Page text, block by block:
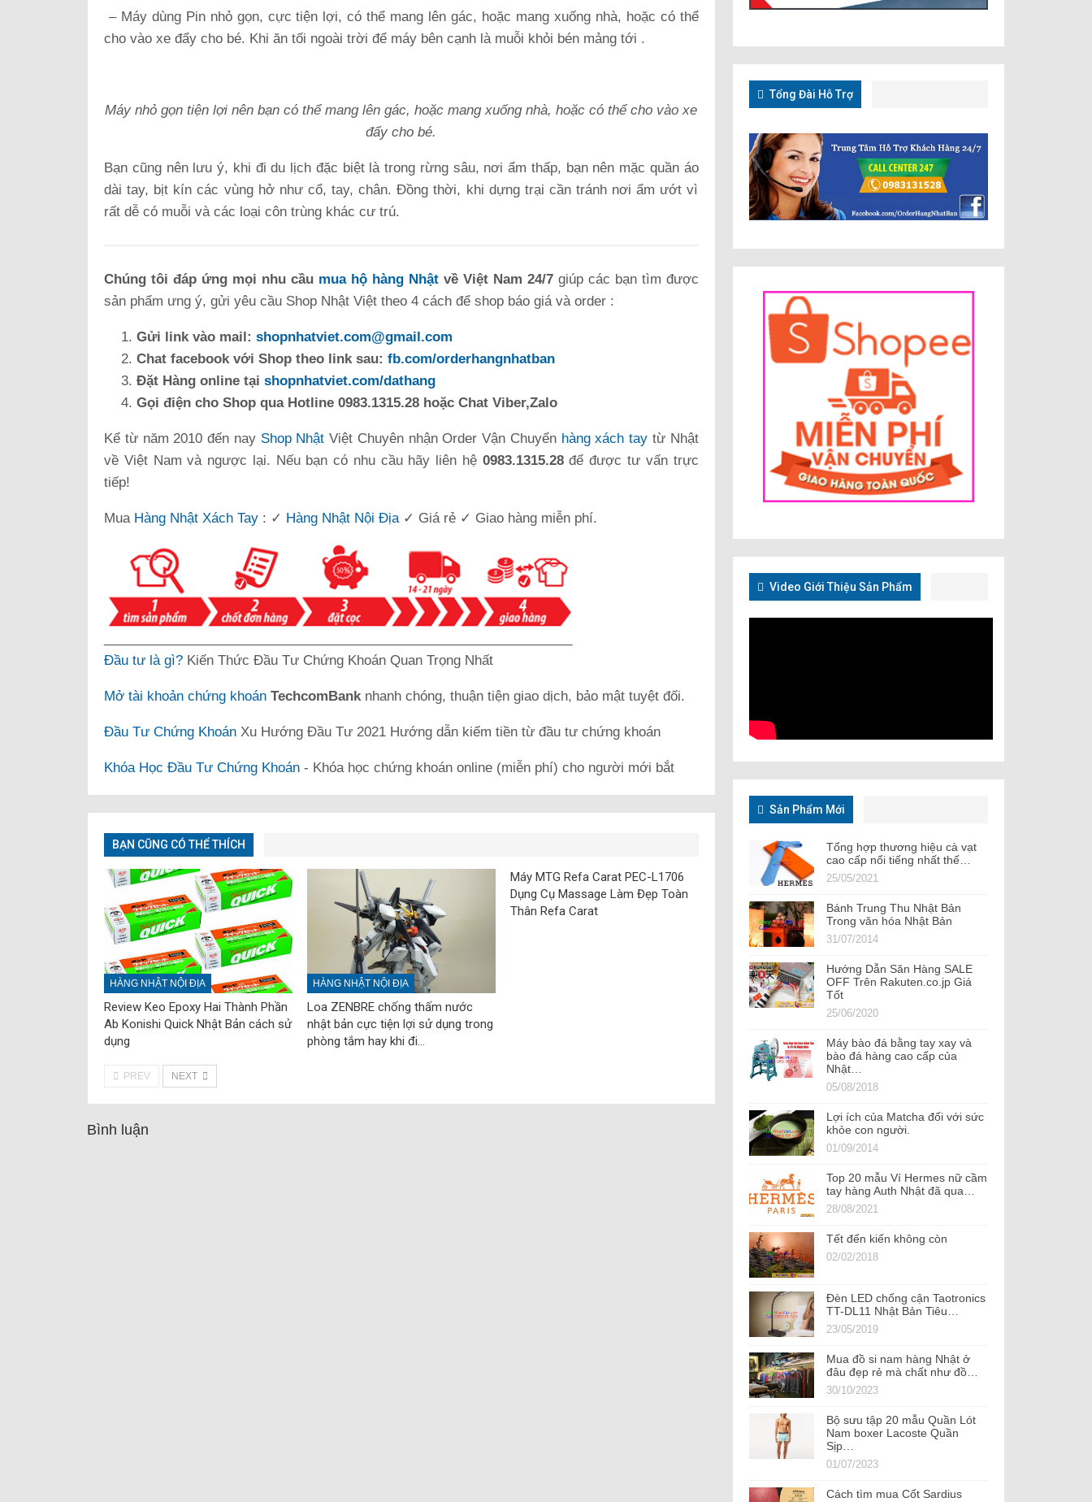
– Máy dùng Pin nhỏ gọn, cực tiện lợi, có thể mang lên gác, hoặc mang xuống nhà, hoặc có thể
cho vào xe đẩy cho bé. Khi ăn tối ngoài trời để máy bên cạnh là muỗi khỏi bén mảng tới .
Máy nhỏ gọn tiện lợi nên bạn có thể mang lên gác, hoặc mang xuống nhà, hoặc có thể cho vào xe
đẩy cho bé.
Bạn cũng nên lưu ý, khi đi du lịch đặc biệt là trong rừng sâu, nơi ẩm thấp, bạn nên mặc quần áo
dài tay, bịt kín các vùng hở như cổ, tay, chân. Đồng thời, khi dựng trại cần tránh nơi ẩm ướt vì
rất dễ có muỗi và các loại côn trùng khác cư trú.
Chúng tôi đáp ứng mọi nhu cầu mua hộ hàng Nhậtvề Việt Nam 24/7giúp các bạn tìm được
sản phẩm ưng ý, gửi yêu cầu Shop Nhật Việt theo 4 cách để shop báo giá và order :
Gửi link vào mail: shopnhatviet.com@gmail.com
Chat facebook với Shop theo link sau: fb.com/orderhangnhatban
Đặt Hàng online tại shopnhatviet.com/dathang
Gọi điện cho Shop qua Hotline 0983.1315.28 hoặc Chat Viber,Zalo
Kể từ năm 2010 đến nay Shop Nhật Việt Chuyên nhận Order Vận Chuyển hàng xách tay từ Nhật
về Việt Nam và ngược lại. Nếu bạn có nhu cầu hãy liên hệ 0983.1315.28để được tư vấn trực
tiếp!
Mua Hàng Nhật Xách Tay : ✓ Hàng Nhật Nội Địa✓ Giá rẻ ✓ Giao hàng miễn phí.
Đầu tư là gì? Kiến Thức Đầu Tư Chứng Khoán Quan Trọng Nhất
Mở tài khoản chứng khoán TechcomBank nhanh chóng, thuận tiện giao dịch, bảo mật tuyệt đối.
Đầu Tư Chứng Khoán Xu Hướng Đầu Tư 2021 Hướng dẫn kiếm tiền từ đầu tư chứng khoán
Khóa Học Đầu Tư Chứng Khoán - Khóa học chứng khoán online (miễn phí) cho người mới bắt
BẠN CŨNG CÓ THỂ THÍCH
HÀNG NHẬT NỘI ĐỊA
Review Keo Epoxy Hai Thành Phần
Ab Konishi Quick Nhật Bản cách sử
dụng
HÀNG NHẬT NỘI ĐỊA
Loa ZENBRE chống thấm nước
nhật bản cực tiện lợi sử dụng trong
phòng tắm hay khi đi…
Máy MTG Refa Carat PEC-L1706
Dụng Cụ Massage Làm Đẹp Toàn
Thân Refa Carat
PREV NEXT
Bình luận
Tổng Đài Hỗ Trợ
Video Giới Thiệu Sản Phẩm
Sản Phẩm Mới
Tổng hợp thương hiệu cà vạt
cao cấp nổi tiếng nhất thế…
25/05/2021
Bánh Trung Thu Nhật Bản
Trong văn hóa Nhật Bản
31/07/2014
Hướng Dẫn Săn Hàng SALE
OFF Trên Rakuten.co.jp Giá
Tốt
25/06/2020
Máy bào đá bằng tay xay và
bào đá hàng cao cấp của
Nhật…
05/08/2018
Lợi ích của Matcha đối với sức
khỏe con người.
01/09/2014
Top 20 mẫu Ví Hermes nữ cầm
tay hàng Auth Nhật đã qua…
28/08/2021
Tết đến kiến không còn
02/02/2018
Đèn LED chống cận Taotronics
TT-DL11 Nhật Bản Tiêu…
23/05/2019
Mua đồ si nam hàng Nhật ở
đâu đẹp rẻ mà chất như đồ…
30/10/2023
Bộ sưu tập 20 mẫu Quần Lót
Nam boxer Lacoste Quần
Sịp…
01/07/2023
Cách tìm mua Cốt Sardius